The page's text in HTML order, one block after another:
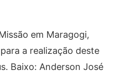
em Maragogi,
a realização deste
Baixo: Anderson José